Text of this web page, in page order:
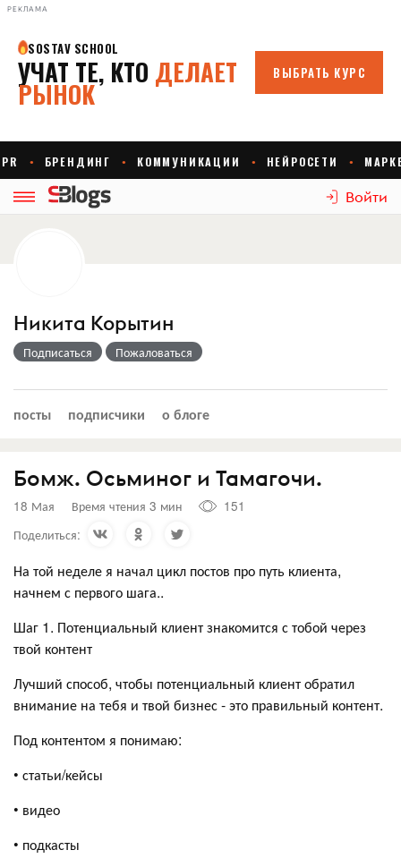
РЕКЛАМА
Войти
Никита Корытин
Подписаться Пожаловаться
посты подписчики о блоге
Бомж. Осьминог и Тамагочи.
18 Мая Время чтения 3 мин
151
Поделиться:
На той неделе я начал цикл постов про путь клиента,
начнем с первого шага..
Шаг 1. Потенциальный клиент знакомится с тобой через
твой контент
Лучший способ, чтобы потенциальный клиент обратил
внимание на тебя и твой бизнес - это правильный контент.
Под контентом я понимаю:
• статьи/кейсы
• видео
• подкасты